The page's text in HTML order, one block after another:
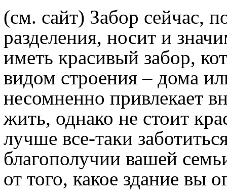
(см. сайт) Забор сейчас,
разделения, носит и
иметь красивый забор,
видом строения – дома
несомненно привлекает
жить, однако не стоит
лучше все-таки
благополучии вашей
от того, какое здание вы